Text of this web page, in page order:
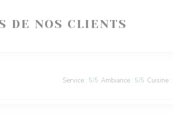
DE NOS CLIENTS
Service : 5/5 Ambiance : 5/5 Cuisine :